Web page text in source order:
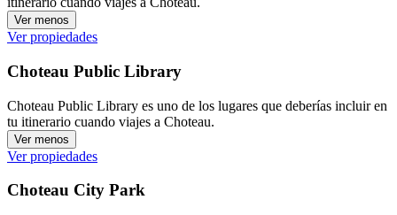
Ver menos
Ver propiedades
Choteau Public Library
Choteau Public Library es uno de los lugares que deberías incluir en
tu itinerario cuando viajes a Choteau.
Ver menos
Ver propiedades
Choteau City Park